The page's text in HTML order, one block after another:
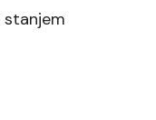
stanjem